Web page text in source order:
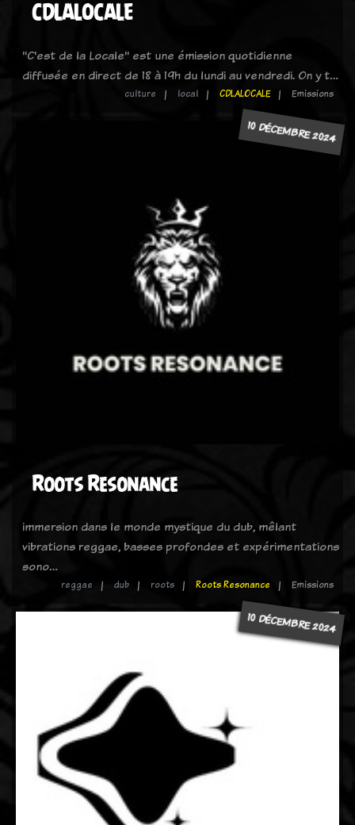
CDLALOCALE
"C'est de la Locale" est une émission quotidienne
diffusée en direct de 18 à 19h du lundi au vendredi. On y t…
culture local CDLALOCALE Emissions
10 DÉCEMBRE 2024
Roots Resonance
immersion dans le monde mystique du dub, mêlant
vibrations reggae, basses profondes et expérimentations
sono…
reggae dub roots Roots Resonance Emissions
10 DÉCEMBRE 2024